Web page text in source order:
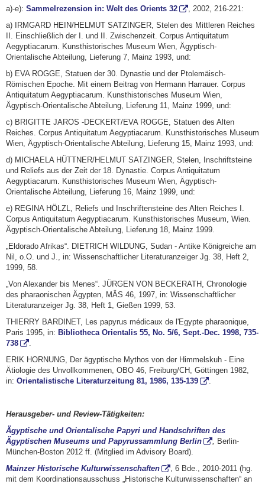
a)-e): Sammelrezension in: Welt des Orients 32
, 2002, 216-221:
a) IRMGARD HEIN/HELMUT SATZINGER, Stelen des Mittleren Reiches
II. Einschließlich der I. und II. Zwischenzeit. Corpus Antiquitatum
Aegyptiacarum. Kunsthistorisches Museum Wien, Ägyptisch-
Orientalische Abteilung, Lieferung 7, Mainz 1993, und:
b) EVA ROGGE, Statuen der 30. Dynastie und der Ptolemäisch-
Römischen Epoche. Mit einem Beitrag von Hermann Harrauer. Corpus
Antiquitatum Aegyptiacarum. Kunsthistorisches Museum Wien,
Ägyptisch-Orientalische Abteilung, Lieferung 11, Mainz 1999, und:
c) BRIGITTE JAROS -DECKERT/EVA ROGGE, Statuen des Alten
Reiches. Corpus Antiquitatum Aegyptiacarum. Kunsthistorisches Museum
Wien, Ägyptisch-Orientalische Abteilung, Lieferung 15, Mainz 1993, und:
d) MICHAELA HÜTTNER/HELMUT SATZINGER, Stelen, Inschriftsteine
und Reliefs aus der Zeit der 18. Dynastie. Corpus Antiquitatum
Aegyptiacarum. Kunsthistorisches Museum Wien, Ägyptisch-
Orientalische Abteilung, Lieferung 16, Mainz 1999, und:
e) REGINA HÖLZL, Reliefs und Inschriftensteine des Alten Reiches I.
Corpus Antiquitatum Aegyptiacarum. Kunsthistorisches Museum, Wien.
Ägyptisch-Orientalische Abteilung, Lieferung 18, Mainz 1999.
„Eldorado Afrikas“. DIETRICH WILDUNG, Sudan - Antike Königreiche am
Nil, o.O. und J., in: Wissenschaftlicher Literaturanzeiger Jg. 38, Heft 2,
1999, 58.
„Von Alexander bis Menes“. JÜRGEN VON BECKERATH, Chronologie
des pharaonischen Ägypten, MÄS 46, 1997, in: Wissenschaftlicher
Literaturanzeiger Jg. 38, Heft 1, Gießen 1999, 53.
THIERRY BARDINET, Les papyrus médicaux de l'Egypte pharaonique,
Paris 1995, in: Bibliotheca Orientalis 55, No. 5/6, Sept.-Dec. 1998, 735-
738
.
ERIK HORNUNG, Der ägyptische Mythos von der Himmelskuh - Eine
Ätiologie des Unvollkommenen, OBO 46, Freiburg/CH, Göttingen 1982,
in: Orientalistische Literaturzeitung 81, 1986, 135-139 .
Herausgeber- und Review-Tätigkeiten:
Ägyptische und Orientalische Papyri und Handschriften des
Ägyptischen Museums und Papyrussammlung Berlin
, Berlin-
München-Boston 2012 ff. (Mitglied im Advisory Board).
Mainzer Historische Kulturwissenschaften
, 6 Bde., 2010-2011 (hg.
mit dem Koordinationsausschuss „Historische Kulturwissenschaften“ an